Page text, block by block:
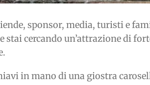
sponsor, media, turisti e
stai cercando un’attrazione di
in mano di una giostra